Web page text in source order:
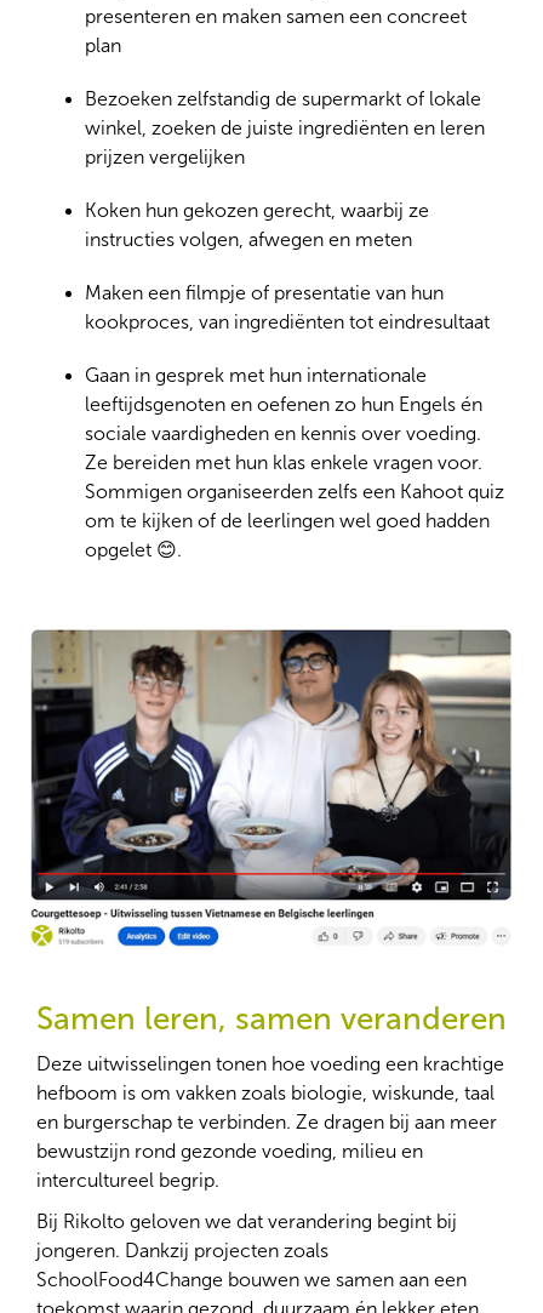
presenteren en maken samen een concreet
plan
Bezoeken zelfstandig de supermarkt of lokale
winkel, zoeken de juiste ingrediënten en leren
prijzen vergelijken
Koken hun gekozen gerecht, waarbij ze
instructies volgen, afwegen en meten
Maken een filmpje of presentatie van hun
kookproces, van ingrediënten tot eindresultaat
Gaan in gesprek met hun internationale
leeftijdsgenoten en oefenen zo hun Engels én
sociale vaardigheden en kennis over voeding.
Ze bereiden met hun klas enkele vragen voor.
Sommigen organiseerden zelfs een Kahoot quiz
om te kijken of de leerlingen wel goed hadden
opgelet 😊.
Samen leren, samen veranderen
Deze uitwisselingen tonen hoe voeding een krachtige
hefboom is om vakken zoals biologie, wiskunde, taal
en burgerschap te verbinden. Ze dragen bij aan meer
bewustzijn rond gezonde voeding, milieu en
intercultureel begrip.
Bij Rikolto geloven we dat verandering begint bij
jongeren. Dankzij projecten zoals
SchoolFood4Change bouwen we samen aan een